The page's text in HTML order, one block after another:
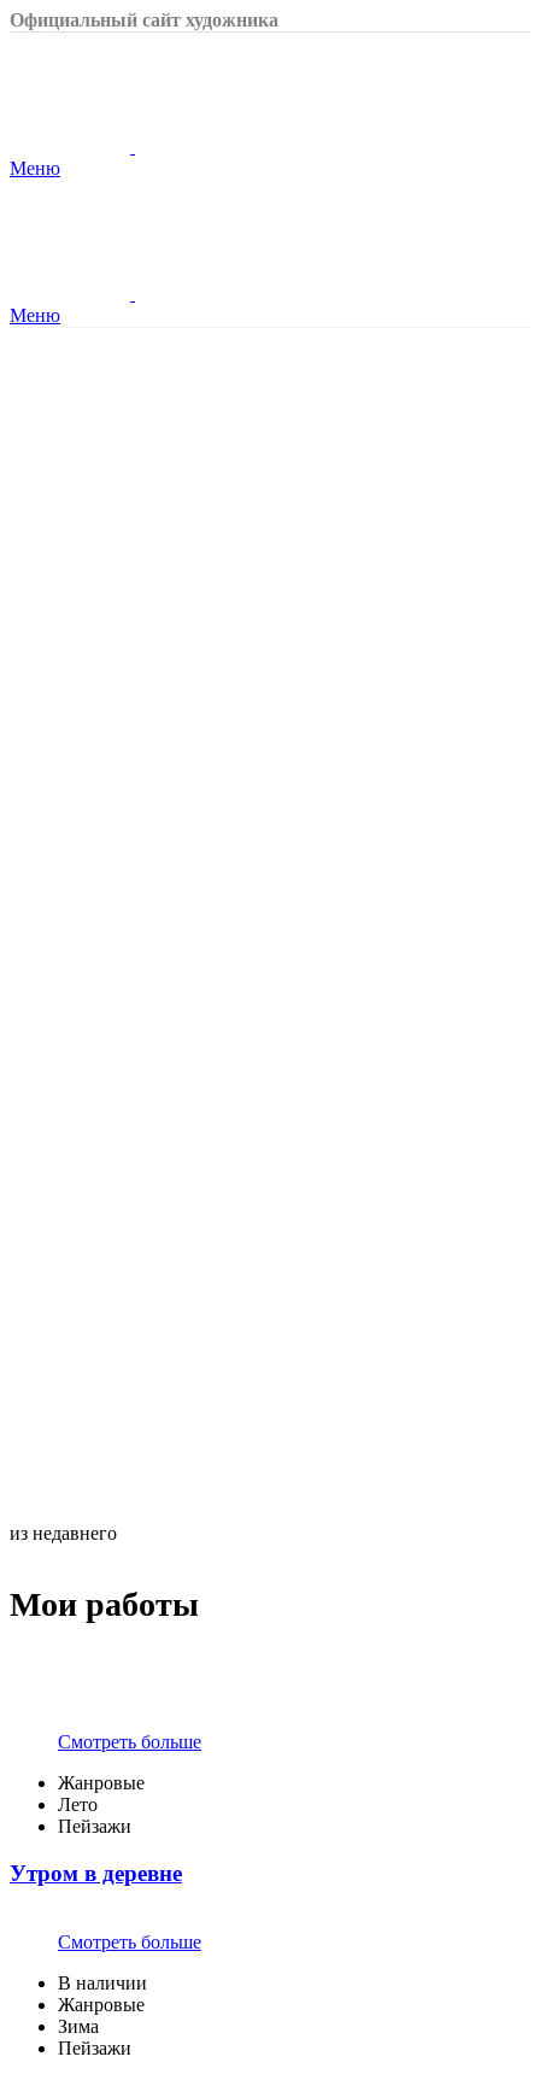
Официальный сайт художника
Меню
Меню
из недавнего
Мои работы
Смотреть больше
Жанровые
Лето
Пейзажи
Утром в деревне
Смотреть больше
В наличии
Жанровые
Зима
Пейзажи